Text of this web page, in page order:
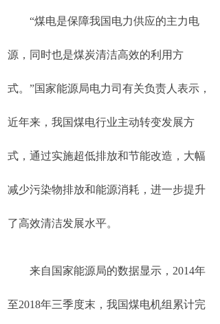
“煤电是保障我国电力供应的主力电
源，同时也是煤炭清洁高效的利用方
式。”国家能源局电力司有关负责人表示，
近年来，我国煤电行业主动转变发展方
式，通过实施超低排放和节能改造，大幅
减少污染物排放和能源消耗，进一步提升
了高效清洁发展水平。
来自国家能源局的数据显示，2014年
至2018年三季度末，我国煤电机组累计完